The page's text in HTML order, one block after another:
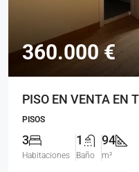
360.000 €
PISO EN VENTA EN
PISOS
3
Habitaciones
1
Baño
94
m²